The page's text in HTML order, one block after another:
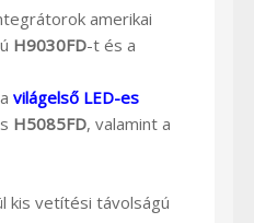
amerikai
H9030FD-t és a
világelső LED-es
H5085FD, valamint a
kis vetítési távolságú